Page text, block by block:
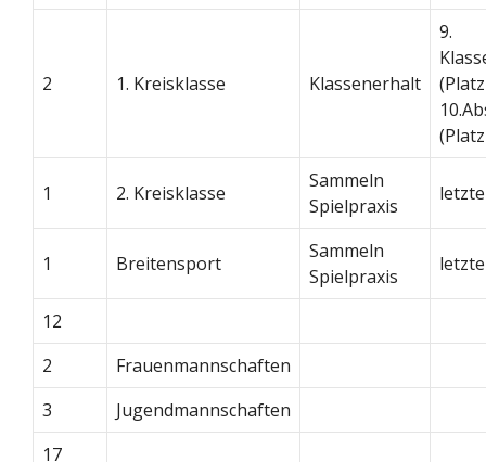
2 1. Kreisklasse Klassenerhalt
9.
1 2. Kreisklasse
Sammeln
Spielpraxis
1 Breitensport
Sammeln
Spielpraxis
12
2
Frauenmannschaften
3
Jugendmannschaften
17